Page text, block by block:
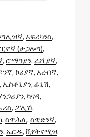
አፍሪካንስ
(ታጋሎግ)
ሮማንያን ራሺያኛ
ኮሪያኛ አረብኛ
ኢስቶኒያን ፊኒሽ
ካናዳ
ፖሊሽ
ስዋሕሊ ስዊድንኛ
ኡርዱ ቪየትናሚዝ